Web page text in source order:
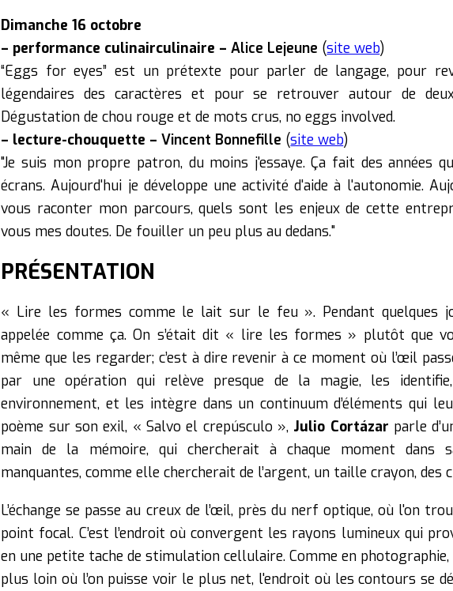
Dimanche 16 octobre
– performance culinairculinaire –Alice Lejeune (site web)
“Eggs for eyes” est un prétexte pour parler de langage, pour
légendaires des caractères et pour se retrouver autour de
Dégustation de chou rouge et de mots crus, no eggs involved.
– lecture-chouquette –Vincent Bonnefille (site web)
"Je suis mon propre patron, du moins j'essaye. Ça fait des années
écrans. Aujourd'hui je développe une activité d'aide à l'autonomie.
vous raconter mon parcours, quels sont les enjeux de cette
vous mes doutes. De fouiller un peu plus au dedans."
PRÉSENTATION
« Lire les formes comme le lait sur le feu ». Pendant quelques
appelée comme ça. On s’était dit « lire les formes » plutôt que
même que les regarder; c’est à dire revenir à ce moment où l’œil
par une opération qui relève presque de la magie, les
environnement, et les intègre dans un continuum d’éléments qui
poème sur son exil, « Salvo el crepúsculo », Julio Cortázar parle
main de la mémoire, qui chercherait à chaque moment dans
manquantes, comme elle chercherait de l’argent, un taille crayon, des
L’échange se passe au creux de l’œil, près du nerf optique, où l'on
point focal. C’est l’endroit où convergent les rayons lumineux qui
en une petite tache de stimulation cellulaire. Comme en photographie,
plus loin où l’on puisse voir le plus net, l'endroit où les contours se